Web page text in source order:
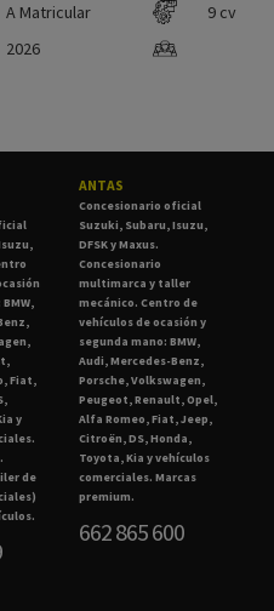
A Matricular
9 cv
2026
Fiat,
y
de
ANTAS
Concesionario oficial
Suzuki, Subaru, Isuzu,
DFSK y Maxus.
Concesionario
multimarca y taller
mecánico. Centro de
vehículos de ocasión y
segunda mano: BMW,
Audi, Mercedes-Benz,
Porsche, Volkswagen,
Peugeot, Renault, Opel,
Alfa Romeo, Fiat, Jeep,
Citroën, DS, Honda,
Toyota, Kia y vehículos
comerciales. Marcas
premium.
662 865 600